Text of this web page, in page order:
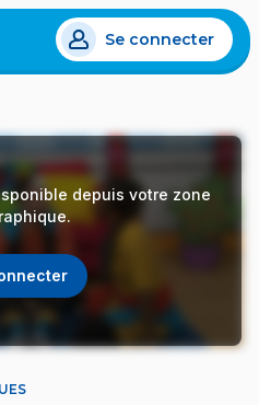
Se connecter
depuis votre zone